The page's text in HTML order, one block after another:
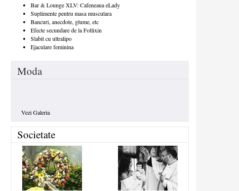
Bar & Lounge XLV: Cafeneaua eLady
Suplimente pentru masa musculara
Bancuri, anecdote, glume, etc
Efecte secundare de la Follixin
Slabit cu ultralipo
Ejaculare feminina
Moda
Vezi Galeria
Societate